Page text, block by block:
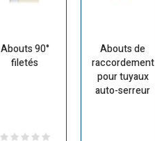
Abouts 90°
filetés
Abouts de
raccordement
pour tuyaux
auto-serreur